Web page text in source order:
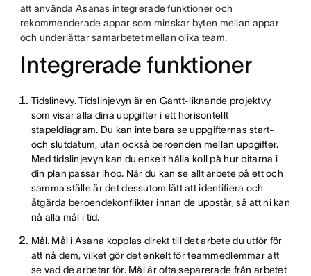
att använda Asanas integrerade funktioner och
rekommenderade appar som minskar byten mellan appar
och underlättar samarbetet mellan olika team.
Integrerade funktioner
Tidslinevy. Tidslinjevyn är en Gantt-liknande projektvy
som visar alla dina uppgifter i ett horisontellt
stapeldiagram. Du kan inte bara se uppgifternas start-
och slutdatum, utan också beroenden mellan uppgifter.
Med tidslinjevyn kan du enkelt hålla koll på hur bitarna i
din plan passar ihop. När du kan se allt arbete på ett och
samma ställe är det dessutom lätt att identifiera och
åtgärda beroendekonflikter innan de uppstår, så att ni kan
nå alla mål i tid.
Mål. Mål i Asana kopplas direkt till det arbete du utför för
att nå dem, vilket gör det enkelt för teammedlemmar att
se vad de arbetar för. Mål är ofta separerade från arbetet